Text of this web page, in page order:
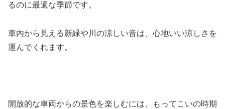
るのに最適な季節です。
車内から見える新緑や川の涼しい音は、心地いい涼しさを
運んでくれます。
開放的な車両からの景色を楽しむには、もってこいの時期